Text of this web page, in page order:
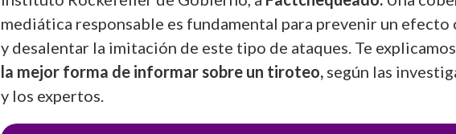
mediática responsable es fundamental para prevenir un efecto
y desalentar la imitación de este tipo de ataques. Te explicamos
la mejor forma de informar sobre un tiroteo, según las
y los expertos.